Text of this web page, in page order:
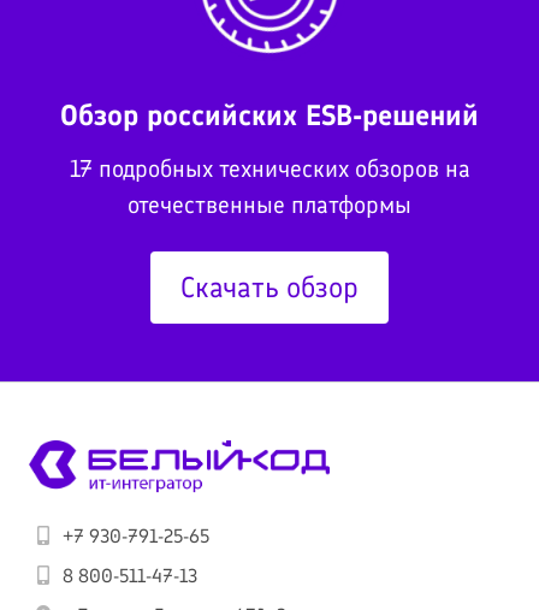
Обзор российских ESB-решений
17 подробных технических обзоров на
отечественные платформы
Скачать обзор
+7 930-791-25-65
8 800-511-47-13